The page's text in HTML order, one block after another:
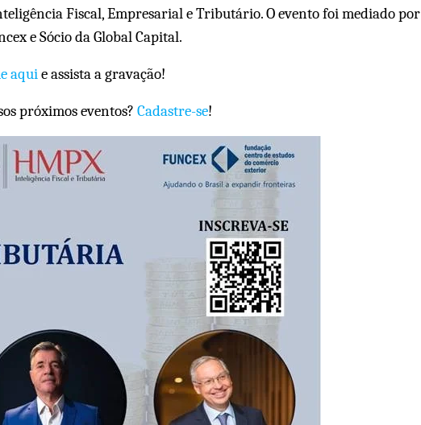
Fiscal, Empresarial e Tributário. O evento foi mediado por
e Sócio da Global Capital.
aquie assista a gravação!
próximos eventos? Cadastre-se!